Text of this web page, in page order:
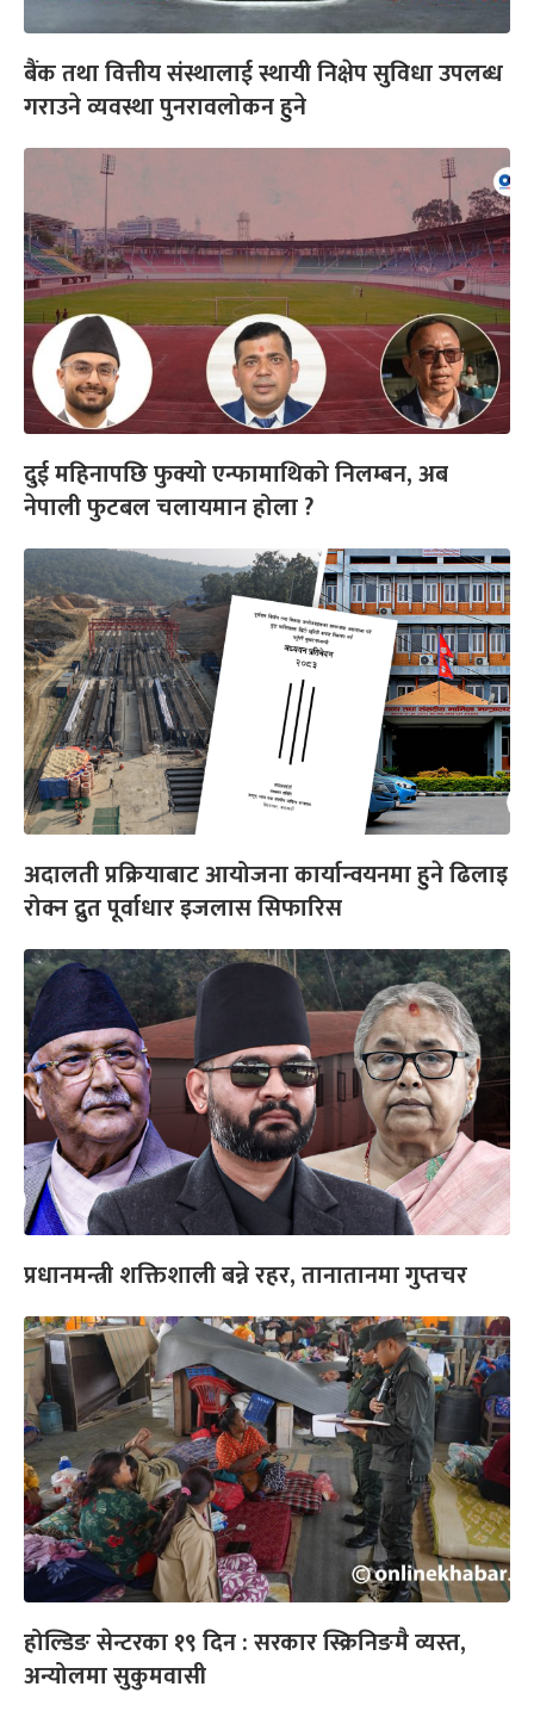
बैंक तथा वित्तीय संस्थालाई स्थायी निक्षेप सुविधा उपलब्ध
गराउने व्यवस्था पुनरावलोकन हुने
दुई महिनापछि फुक्यो एन्फामाथिको निलम्बन, अब
नेपाली फुटबल चलायमान होला ?
अदालती प्रक्रियाबाट आयोजना कार्यान्वयनमा हुने ढिलाइ
रोक्न द्रुत पूर्वाधार इजलास सिफारिस
प्रधानमन्त्री शक्तिशाली बन्ने रहर, तानातानमा गुप्तचर
होल्डिङ सेन्टरका १९ दिन : सरकार स्क्रिनिङमै व्यस्त,
अन्योलमा सुकुमवासी